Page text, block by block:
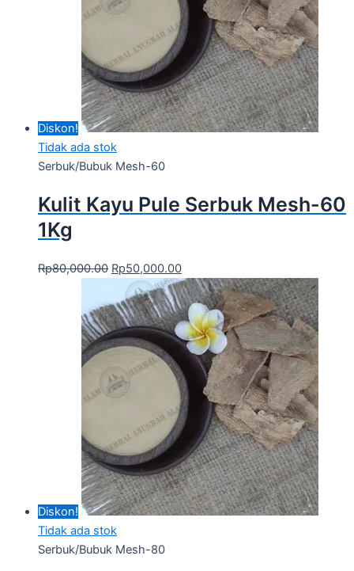
Diskon!
Tidak ada stok
Serbuk/Bubuk Mesh-60
Kulit Kayu Pule Serbuk Mesh-60
1Kg
Rp80,000.00 Rp50,000.00
Diskon!
Tidak ada stok
Serbuk/Bubuk Mesh-80